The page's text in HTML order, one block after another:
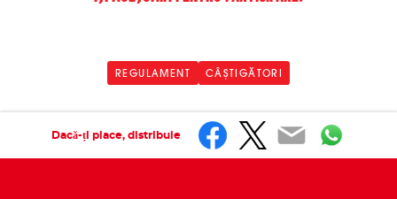
REGULAMENT CÂȘTIGĂTORI
Dacă-ți place, distribuie